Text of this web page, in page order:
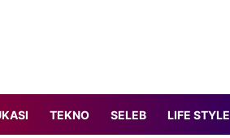
TEKNO SELEB LIFE STYLE